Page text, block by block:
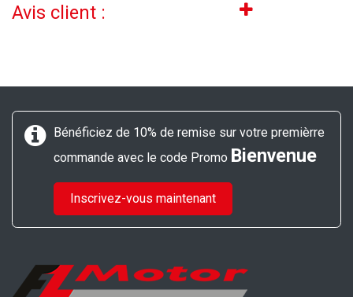
Avis client :
Bénéficiez de 10% de remise sur votre premièrre
commande avec le code Promo Bienvenue
Inscrivez-vous maintenant